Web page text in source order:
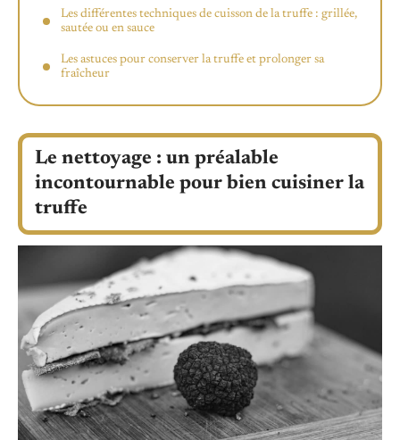
Les différentes techniques de cuisson de la truffe : grillée,
sautée ou en sauce
Les astuces pour conserver la truffe et prolonger sa
fraîcheur
Le nettoyage : un préalable
incontournable pour bien cuisiner la
truffe